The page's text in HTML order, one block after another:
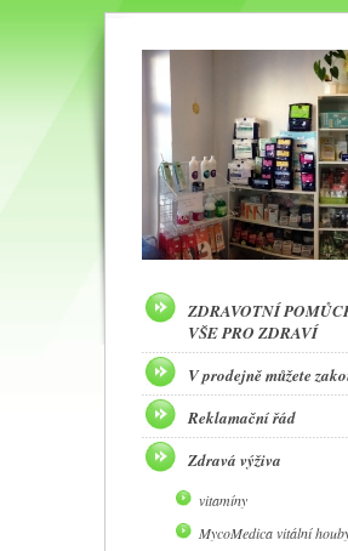
ZDRAVOTNÍ
VŠE PRO ZDRAVÍ
V prodejně můžete
Reklamační řád
Zdravá výživa
vitamíny
MycoMedica vitální